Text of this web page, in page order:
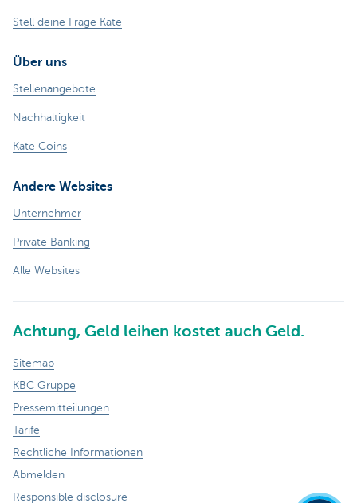
Stell deine Frage Kate
Über uns
Stellenangebote
Nachhaltigkeit
Kate Coins
Andere Websites
Unternehmer
Private Banking
Alle Websites
Achtung, Geld leihen kostet auch Geld.
Sitemap
KBC Gruppe
Pressemitteilungen
Tarife
Rechtliche Informationen
Abmelden
Responsible disclosure